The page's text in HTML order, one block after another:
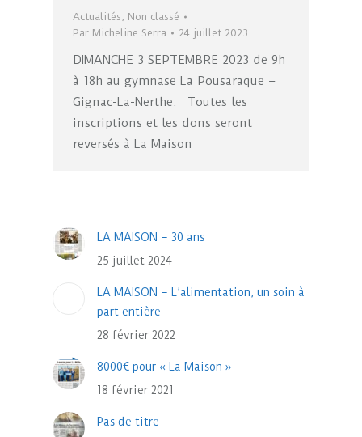
Actualités , Non classé
Par Micheline Serra 24 juillet 2023
DIMANCHE 3 SEPTEMBRE 2023 de 9h
à 18h au gymnase La Pousaraque –
Gignac-La-Nerthe. Toutes les
inscriptions et les dons seront
reversés à La Maison
LA MAISON – 30 ans
25 juillet 2024
LA MAISON – L’alimentation, un soin à
part entière
28 février 2022
8000€ pour « La Maison »
18 février 2021
Pas de titre